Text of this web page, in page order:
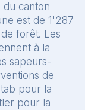
du canton
est de 1'287
forêt. Les
à la
sapeurs-
de
pour la
pour la